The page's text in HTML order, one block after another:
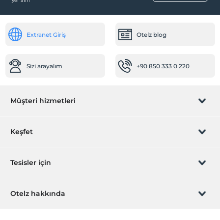
Şehir merkezi
Asansör
Extranet Giriş Otelz blog
Sizi arayalım +90 850 333 0 220
Müşteri hizmetleri
Rezervasyon yönet
Keşfet
Hediye Kart
Tesisler için
Hemen tesisinizi ekleyin
Otelz hakkında